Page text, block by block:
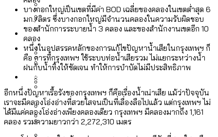
เมื่อแยกท่องเที่ยวออกจากกีฬา กระทรวง
ใหม่จะมีงบฯ ประมาณเท่าไร
สมุดจดการบ้าน ส.ก. 2569 : แต่ละเขตมี
ปัญหาอะไรที่ ส.ก. ต้องทำการบ้าน
ขยะของคน กทม. ที่ยังถูกนำไปทิ้งที่
ฉะเชิงเทรา นครปฐม และล่าสุดที่กาญจนบุรี
งบระบายน้ำ-ป้องกันน้ำท่วม 4 ปี (2566-
2569) ของ กทม. ในยุคชัชชาติ ลงเขตไหน
ทำอะไรบ้าง
[ข้อมูลดิบ]
ความเกลียดชังที่ขายได้ : สำรวจ Hate
Speech ที่ถูกผลิตซ้ำผ่านวิดีโอ AI ในช่วง
กรุงเทพฯ เมืองคอนเสิร์ต : สำรวจ
ค่าฝุ่นในกรุงเทพฯ 2025 เทียบกับจำนวน
ควันบุหรี่ที่เข้าปอด [ข้อมูลดิบ]
Bangkok Index 2025
สำรวจสังคมผู้สูงอายุไทย : 6 จังหวัดเป็น
สังคมสูงวัยระดับสุดยอด และ 64 จังหวัดที่
ตายมากกว่าเกิด
กรุงเทพฯ เมืองสังคมผู้สูงอายุ [ข้อมูลดิบ]
สังคมผู้สูงอายุไทย [ข้อมูลดิบ]
[ข้อมูลดิบ]
Project
Bangkok Index
Bangkok Index 2022
About Us
บางกอกใหญ่เป็นเขตที่มีค่า BOD เฉลี่ยของคลองในเขตต่ำสุด 6
มก./ลิตร ซึ่งบางกอกใหญ่มีจำนวนคลองในความรับผิดชอบ
ของสำนักการระบายน้ำ 3 คลอง และของสำนักงานเขตอีก 10
คลอง
หนึ่งในอุปสรรคหลักของการแก้ไขปัญหาน้ำเสียในกรุงเทพฯ ก็
คือ การที่กรุงเทพฯ ใช้ระบบท่อน้ำเสียรวม ไม่แยกระหว่างน้ำ
ฝนกับน้ำทิ้งให้ชัดเจน ทำให้การบำบัดไม่มีประสิทธิภาพ
อีกหนึ่งปัญหาเรื้อรังของกรุงเทพฯ ก็คือเรื่องน้ำเน่าเสีย แม้ว่าปัจจุบัน
เราจะมีคลองโอ่งอ่างที่สวยใสจนเป็นที่เลื่องลือไปแล้ว แต่กรุงเทพฯ ไม่
ได้มีแค่คลองโอ่งอ่างเพียงคลองเดียว กรุงเทพฯ มีคลองมากถึง 1,161
คลอง รวมความยาวกว่า 2,272,310 เมตร